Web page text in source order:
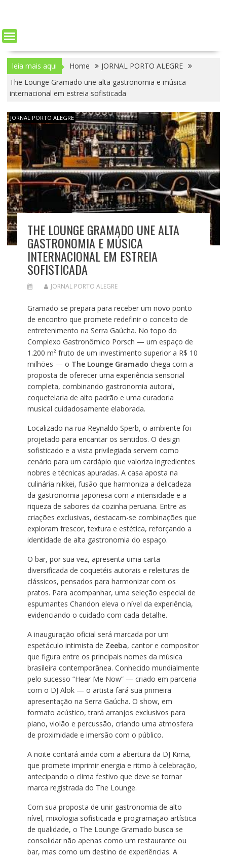
leia mais aqui Home
JORNAL PORTO ALEGRE
The Lounge Gramado une alta gastronomia e música
internacional em estreia sofisticada
JORNAL PORTO ALEGRE
THE LOUNGE GRAMADO UNE ALTA
GASTRONOMIA E MÚSICA
INTERNACIONAL EM ESTREIA
SOFISTICADA
JORNAL PORTO ALEGRE
Gramado se prepara para receber um novo ponto
de encontro que promete redefinir o conceito de
entretenimento na Serra Gaúcha. No topo do
Complexo Gastronômico Porsch — um espaço de
1.200 m² fruto de um investimento superior a R$ 10
milhões — o The Lounge Gramado chega com a
proposta de oferecer uma experiência sensorial
completa, combinando gastronomia autoral,
coquetelaria de alto padrão e uma curadoria
musical cuidadosamente elaborada.
Localizado na rua Reynaldo Sperb, o ambiente foi
projetado para encantar os sentidos. O design
sofisticado e a vista privilegiada servem como
cenário para um cardápio que valoriza ingredientes
nobres e técnicas apuradas. A casa aposta na
culinária nikkei, fusão que harmoniza a delicadeza
da gastronomia japonesa com a intensidade e a
riqueza de sabores da cozinha peruana. Entre as
criações exclusivas, destacam-se combinações que
exploram frescor, textura e estética, reforçando a
identidade de alta gastronomia do espaço.
O bar, por sua vez, apresenta uma carta
diversificada de coquetéis autorais e releituras de
clássicos, pensados para harmonizar com os
pratos. Para acompanhar, uma seleção especial de
espumantes Chandon eleva o nível da experiência,
evidenciando o cuidado com cada detalhe.
A inauguração oficial será marcada por um
espetáculo intimista de Zeeba, cantor e compositor
que figura entre os principais nomes da música
brasileira contemporânea. Conhecido mundialmente
pelo sucesso “Hear Me Now” — criado em parceria
com o DJ Alok — o artista fará sua primeira
apresentação na Serra Gaúcha. O show, em
formato acústico, trará arranjos exclusivos para
piano, violão e percussão, criando uma atmosfera
de proximidade e imersão com o público.
A noite contará ainda com a abertura da DJ Kima,
que promete imprimir energia e ritmo à celebração,
antecipando o clima festivo que deve se tornar
marca registrada do The Lounge.
Com sua proposta de unir gastronomia de alto
nível, mixologia sofisticada e programação artística
de qualidade, o The Lounge Gramado busca se
consolidar não apenas como um restaurante ou
bar, mas como um destino de experiências. A